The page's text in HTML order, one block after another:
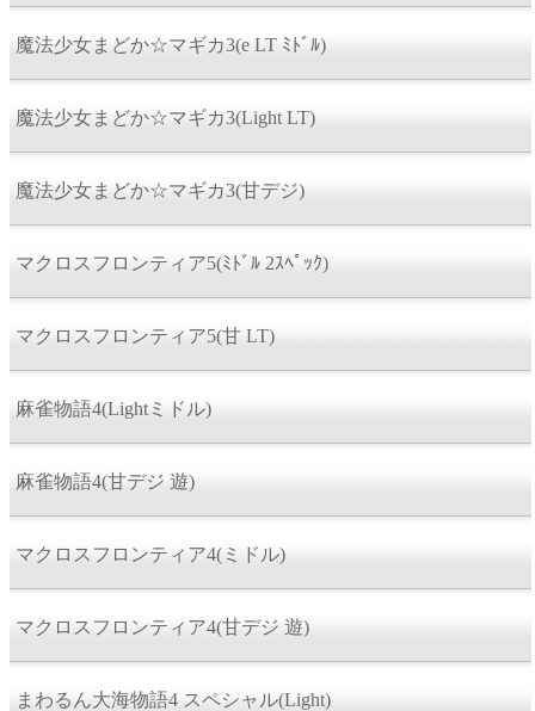
魔法少女まどか☆マギカ3(e LT ﾐﾄﾞﾙ)
魔法少女まどか☆マギカ3(Light LT)
魔法少女まどか☆マギカ3(甘デジ)
マクロスフロンティア5(ﾐﾄﾞﾙ 2ｽﾍﾟｯｸ)
マクロスフロンティア5(甘 LT)
麻雀物語4(Lightミドル)
麻雀物語4(甘デジ 遊)
マクロスフロンティア4(ミドル)
マクロスフロンティア4(甘デジ 遊)
まわるん大海物語4 スペシャル(Light)